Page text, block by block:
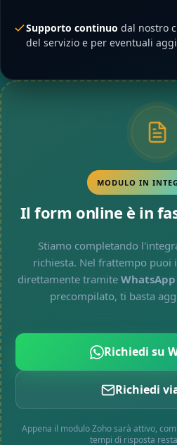
Supporto continuo dal nostro
del servizio e per eventuali
MODULO IN
Il form online è in
Stiamo completando
richiesta. Nel frattempo puoi
direttamente tramite WhatsApp
precompilato, ti basta
Richiedi su
Richiedi
Appena il modulo Zoho sarà attivo,
tempi di risposta